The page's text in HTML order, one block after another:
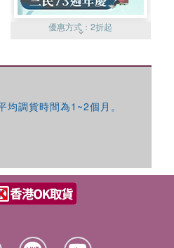
優惠方式：2折起
調貨時間為1~2個月。